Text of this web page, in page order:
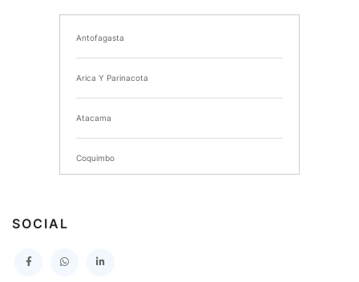
I MUNICIPALIDAD DE CHIMBARONGO
INSTITUTO NACIONAL DE DEPORTES DE CHILE
SERVICIO DE SALUD DEL MAULE HOSPITAL DE
TALCA
I MUNICIPALIDAD DE PROVIDENCIA
SERVICIO DE SALUD TALCAHUANO HOSPITAL DE
Antofagasta
Arica Y Parinacota
Atacama
Coquimbo
SOCIAL